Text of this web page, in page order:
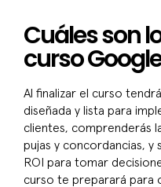
Cuáles son
curso
Al finalizar el curso
diseñada y lista para
clientes, comprenderás
pujas y concordancias, y
ROI para tomar
curso te preparará para